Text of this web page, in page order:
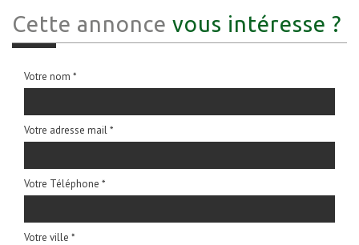
Cette annonce vous intéresse ?
Votre nom *
Votre adresse mail *
Votre Téléphone *
Votre ville *